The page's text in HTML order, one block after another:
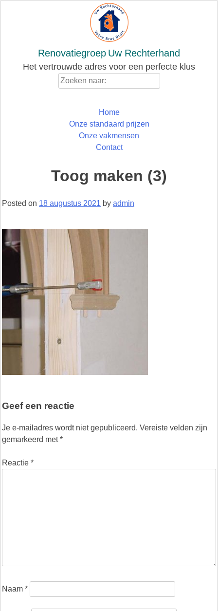
Renovatiegroep Uw Rechterhand
Het vertrouwde adres voor een perfecte klus
Home
Onze standaard prijzen
Onze vakmensen
Contact
Toog maken (3)
Posted on 18 augustus 2021 by admin
Geef een reactie
Je e-mailadres wordt niet gepubliceerd. Vereiste velden zijn
gemarkeerd met*
Reactie *
Naam *